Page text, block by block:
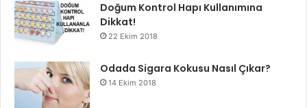
Doğum Kontrol Hapı Kullanımına
Dikkat!
22 Ekim 2018
Odada Sigara Kokusu Nasıl Çıkar?
14 Ekim 2018